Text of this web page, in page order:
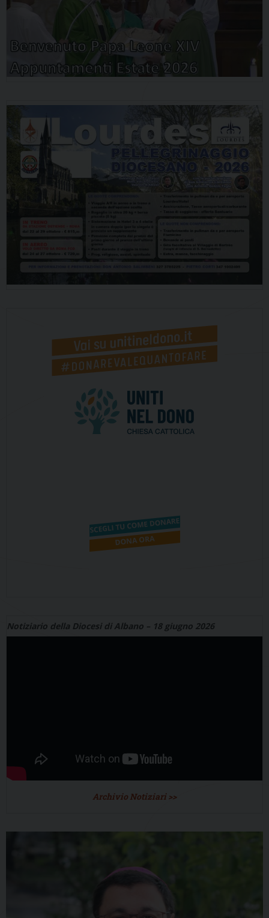
Notiziario della Diocesi di Albano – 18 giugno 2026
Archivio Notiziari >>